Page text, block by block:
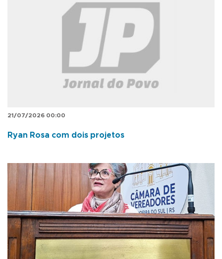
21/07/2026 00:00
Ryan Rosa com dois projetos